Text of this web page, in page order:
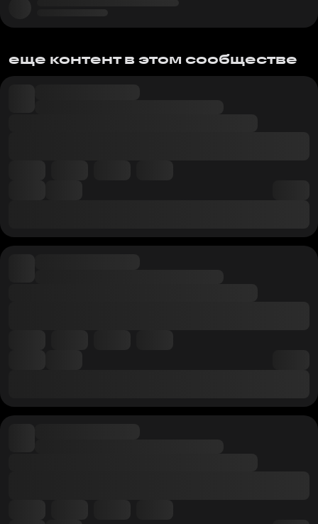
еще контент в этом сообществе